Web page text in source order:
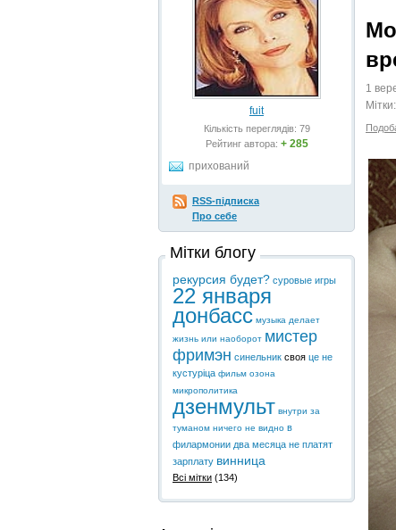
1
Мітки:
fuit
Кількість переглядів: 79
Рейтинг автора: + 285
прихований
RSS-підписка
Про себе
Мітки блогу
рекурсия будет? суровые игры
22 января
донбасс музыка делает
жизнь или наоборот мистер
фримэн синельник своя це не
кустуріца фильм озона
микрополитика
дзенмульт внутри за
туманом ничего не видно в
филармонии два месяца не платят
зарплату винница
Всі мітки (134)